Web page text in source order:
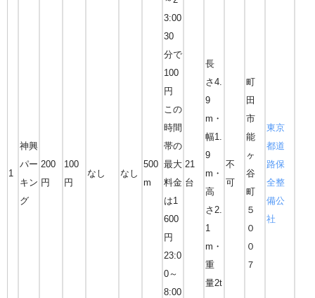
1
神興
パー
キン
グ
200
円
100
円
なし なし
500
m
3:00
30
分で
100
円
この
時間
帯の
最大
料金
は1
600
円
23:0
0～
8:00
21
台
長
さ4.
9
m・
幅1.
9
m・
高
さ2.
1
m・
重
量2t
不
可
町
田
市
能
ヶ
谷
町
５
０
０
７
東京
都道
路保
全整
備公
社